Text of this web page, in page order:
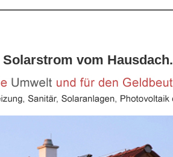
vom Hausdach.